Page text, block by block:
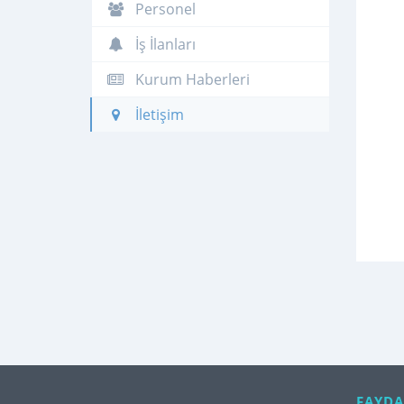
Personel
İş İlanları
Kurum Haberleri
İletişim